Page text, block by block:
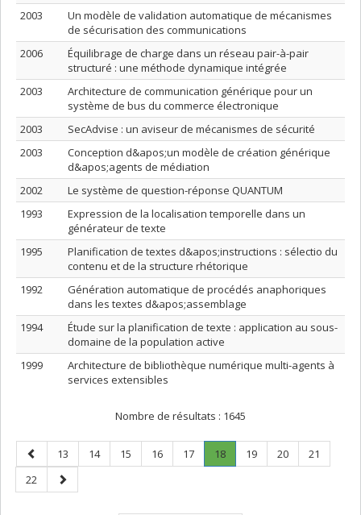
2003
Un modèle de validation automatique de mécanismes
de sécurisation des communications
2006
Équilibrage de charge dans un réseau pair-à-pair
structuré : une méthode dynamique intégrée
2003
Architecture de communication générique pour un
système de bus du commerce électronique
2003
SecAdvise : un aviseur de mécanismes de sécurité
2003
Conception d&apos;un modèle de création générique
d&apos;agents de médiation
2002
Le système de question-réponse QUANTUM
1993
Expression de la localisation temporelle dans un
générateur de texte
1995
Planification de textes d&apos;instructions : sélectio du
contenu et de la structure rhétorique
1992
Génération automatique de procédés anaphoriques
dans les textes d&apos;assemblage
1994
Étude sur la planification de texte : application au sous-
domaine de la population active
1999
Architecture de bibliothèque numérique multi-agents à
services extensibles
Nombre de résultats : 1645
Page
précédente
Page
13 Page
14 Page
15 Page
16 Page
17 Page
18.
Page
Page
19 Page
20 Page
21
Page
22
Page
suivante